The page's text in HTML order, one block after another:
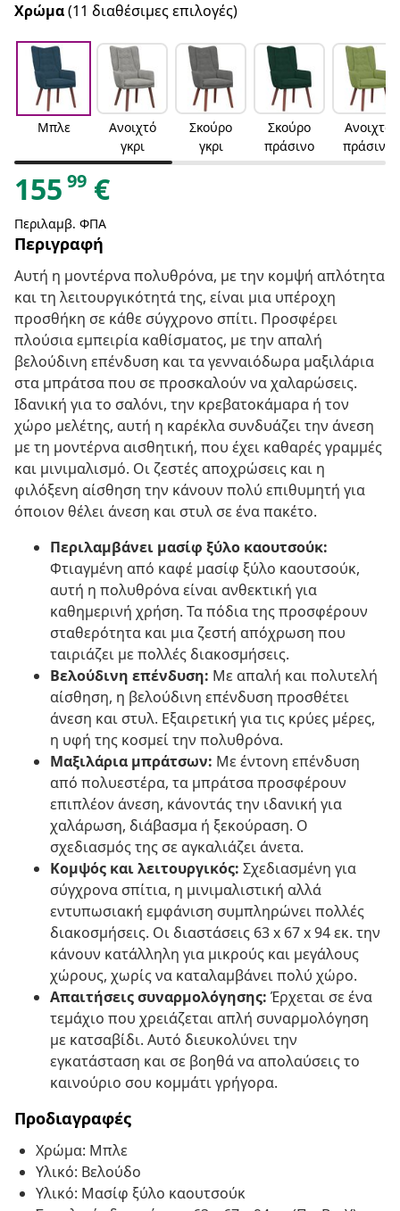
Χρώμα(11 διαθέσιμες επιλογές)
Μπλε
Ανοιχτό
γκρι
Σκούρο
γκρι
Σκούρο
πράσινο
Ανοιχτό
πράσινο
155 99 €
Περιλαμβ. ΦΠΑ
Περιγραφή
Αυτή η μοντέρνα πολυθρόνα, με την κομψή απλότητα
και τη λειτουργικότητά της, είναι μια υπέροχη
προσθήκη σε κάθε σύγχρονο σπίτι. Προσφέρει
πλούσια εμπειρία καθίσματος, με την απαλή
βελούδινη επένδυση και τα γενναιόδωρα μαξιλάρια
στα μπράτσα που σε προσκαλούν να χαλαρώσεις.
Ιδανική για το σαλόνι, την κρεβατοκάμαρα ή τον
χώρο μελέτης, αυτή η καρέκλα συνδυάζει την άνεση
με τη μοντέρνα αισθητική, που έχει καθαρές γραμμές
και μινιμαλισμό. Οι ζεστές αποχρώσεις και η
φιλόξενη αίσθηση την κάνουν πολύ επιθυμητή για
όποιον θέλει άνεση και στυλ σε ένα πακέτο.
Περιλαμβάνει μασίφ ξύλο καουτσούκ:
Φτιαγμένη από καφέ μασίφ ξύλο καουτσούκ,
αυτή η πολυθρόνα είναι ανθεκτική για
καθημερινή χρήση. Τα πόδια της προσφέρουν
σταθερότητα και μια ζεστή απόχρωση που
ταιριάζει με πολλές διακοσμήσεις.
Βελούδινη επένδυση: Με απαλή και πολυτελή
αίσθηση, η βελούδινη επένδυση προσθέτει
άνεση και στυλ. Εξαιρετική για τις κρύες μέρες,
η υφή της κοσμεί την πολυθρόνα.
Μαξιλάρια μπράτσων: Με έντονη επένδυση
από πολυεστέρα, τα μπράτσα προσφέρουν
επιπλέον άνεση, κάνοντάς την ιδανική για
χαλάρωση, διάβασμα ή ξεκούραση. Ο
σχεδιασμός της σε αγκαλιάζει άνετα.
Κομψός και λειτουργικός: Σχεδιασμένη για
σύγχρονα σπίτια, η μινιμαλιστική αλλά
εντυπωσιακή εμφάνιση συμπληρώνει πολλές
διακοσμήσεις. Οι διαστάσεις 63 x 67 x 94 εκ. την
κάνουν κατάλληλη για μικρούς και μεγάλους
χώρους, χωρίς να καταλαμβάνει πολύ χώρο.
Απαιτήσεις συναρμολόγησης: Έρχεται σε ένα
τεμάχιο που χρειάζεται απλή συναρμολόγηση
με κατσαβίδι. Αυτό διευκολύνει την
εγκατάσταση και σε βοηθά να απολαύσεις το
καινούριο σου κομμάτι γρήγορα.
Προδιαγραφές
Χρώμα: Μπλε
Υλικό: Βελούδο
Υλικό: Μασίφ ξύλο καουτσούκ